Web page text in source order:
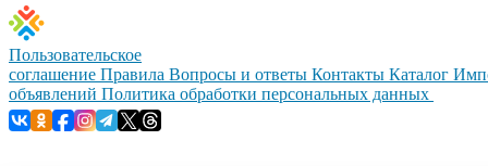
Пользовательское
соглашение Правила Вопросы и ответы Контакты Каталог
объявлений Политика обработки персональных данных